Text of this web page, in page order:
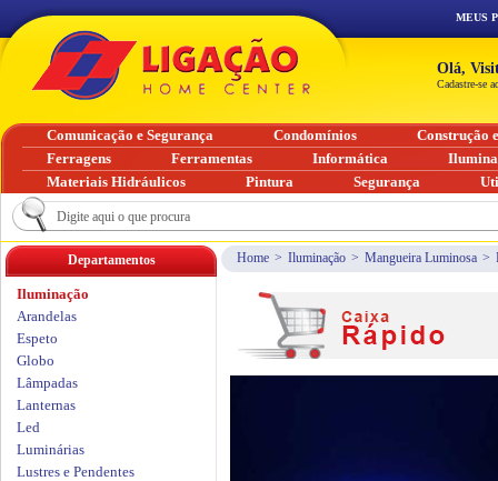
Home > Iluminação > Mangueira Luminosa >
Departamentos
Iluminação
Arandelas
Espeto
Globo
Lâmpadas
Lanternas
Led
Luminárias
Lustres e Pendentes
MEUS
Olá,
Cadastre-se
Comunicação e Segurança Condomínios
Construção
Ferragens
Ferramentas Informática
Materiais Hidráulicos
Pintura Segurança